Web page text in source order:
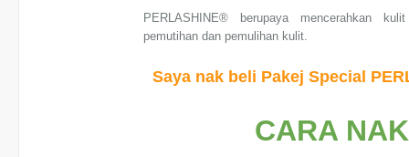
PERLASHINE® berupaya mencerahkan
pemutihan dan pemulihan kulit.
Saya nak beli Pakej Special
CARA